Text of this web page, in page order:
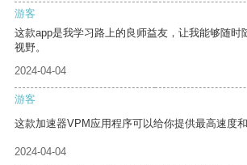
游客
这款app是我学习路上的良师益友，让我能够随时
视野。
2024-04-04
游客
这款加速器VPM应用程序可以给你提供最高速度和
2024-04-04